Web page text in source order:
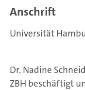
Anschrift
Universität
Dr. Nadine
ZBH beschäftigt